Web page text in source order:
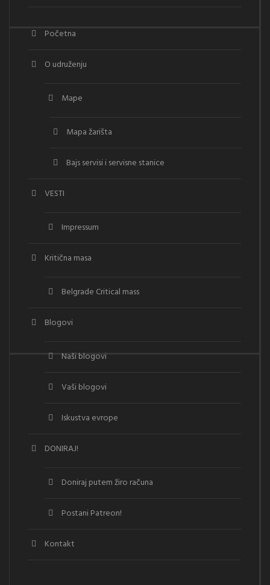
Početna
O udruženju
Mape
Mapa žarišta
Bajs servisi i servisne stanice
VESTI
Impressum
Kritična masa
Belgrade Critical mass
Blogovi
Naši blogovi
Vaši blogovi
Iskustva evrope
DONIRAJ!
Doniraj putem žiro računa
Postani Patreon!
Kontakt